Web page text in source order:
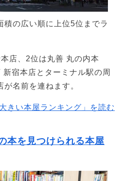
積の広い順に上位5位までラ
店、2位は丸善 丸の内本
宿本店とターミナル駅の周
名前を連ねます。
きい本屋ランキング」を読む
本を見つけられる本屋